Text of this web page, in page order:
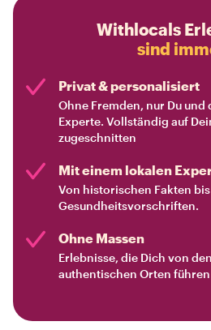
Withlocals
sind
Privat & personalisiert
Ohne Fremden, nur Du und
Experte. Vollständig auf
zugeschnitten
Mit einem lokalen
Von historischen Fakten
Gesundheitsvorschriften.
Ohne Massen
Erlebnisse, die Dich von
authentischen Orten